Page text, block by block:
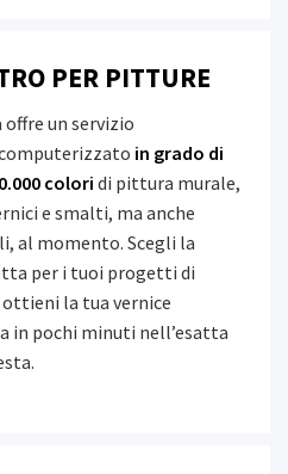
PER PITTURE
offre un servizio
in grado di
colori di pittura murale,
e smalti, ma anche
al momento. Scegli la
per i tuoi progetti di
la tua vernice
in pochi minuti nell’esatta